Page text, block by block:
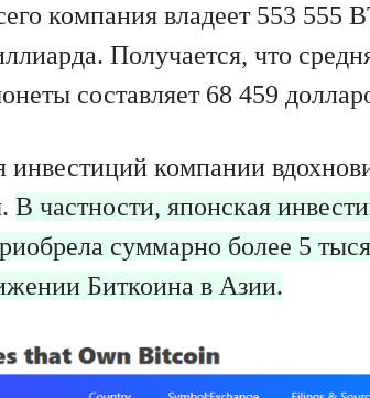
компания владеет 553 555
Получается, что
составляет 68 459
инвестиций компании
В частности, японская
суммарно более 5
Биткоина в Азии.